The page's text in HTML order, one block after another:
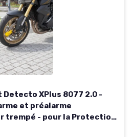
XPlus 8077 2.0 -
et préalarme
trempé - pour la Protection
- Jaune